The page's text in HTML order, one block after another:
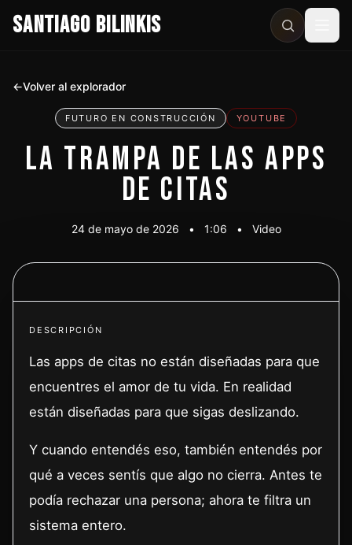
SANTIAGO BILINKIS
←Volver al explorador
FUTURO EN CONSTRUCCIÓN YOUTUBE
LA TRAMPA DE LAS APPS
DE CITAS
24 de mayo de 2026 • 1:06 • Video
DESCRIPCIÓN
Las apps de citas no están diseñadas para que
encuentres el amor de tu vida. En realidad
están diseñadas para que sigas deslizando.
Y cuando entendés eso, también entendés por
qué a veces sentís que algo no cierra. Antes te
podía rechazar una persona; ahora te filtra un
sistema entero.